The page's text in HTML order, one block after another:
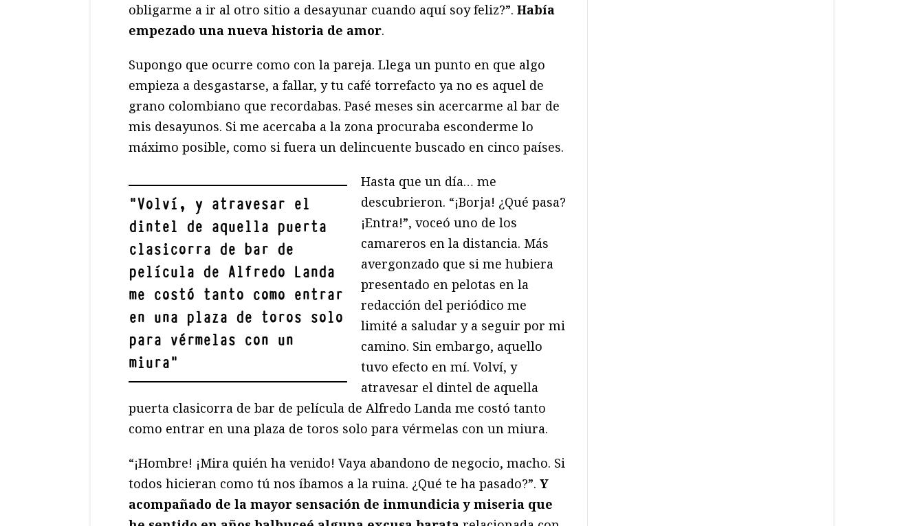
obligarme a ir al otro sitio a desayunar cuando aquí soy feliz?”. Había
empezado una nueva historia de amor.
Supongo que ocurre como con la pareja. Llega un punto en que algo
empieza a desgastarse, a fallar, y tu café torrefacto ya no es aquel de
grano colombiano que recordabas. Pasé meses sin acercarme al bar de
mis desayunos. Si me acercaba a la zona procuraba esconderme lo
máximo posible, como si fuera un delincuente buscado en cinco países.
"Volví, y atravesar el
dintel de aquella puerta
clasicorra de bar de
película de Alfredo Landa
me costó tanto como entrar
en una plaza de toros solo
para vérmelas con un
miura"
Hasta que un día… me
descubrieron. “¡Borja! ¿Qué pasa?
¡Entra!”, voceó uno de los
camareros en la distancia. Más
avergonzado que si me hubiera
presentado en pelotas en la
redacción del periódico me
limité a saludar y a seguir por mi
camino. Sin embargo, aquello
tuvo efecto en mí. Volví, y
atravesar el dintel de aquella
puerta clasicorra de bar de película de Alfredo Landa me costó tanto
como entrar en una plaza de toros solo para vérmelas con un miura.
“¡Hombre! ¡Mira quién ha venido! Vaya abandono de negocio, macho. Si
todos hicieran como tú nos íbamos a la ruina. ¿Qué te ha pasado?”. Y
acompañado de la mayor sensación de inmundicia y miseria que